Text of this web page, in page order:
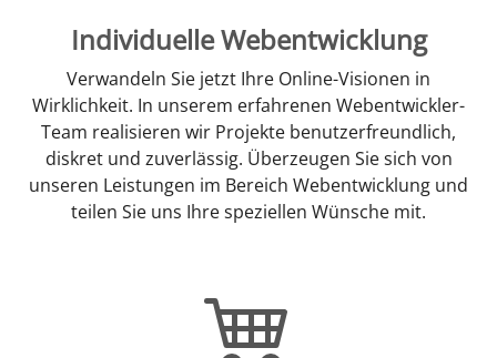
Individuelle Webentwicklung
Verwandeln Sie jetzt Ihre Online-Visionen in
Wirklichkeit. In unserem erfahrenen Webentwickler-
Team realisieren wir Projekte benutzerfreundlich,
diskret und zuverlässig. Überzeugen Sie sich von
unseren Leistungen im Bereich Webentwicklung und
teilen Sie uns Ihre speziellen Wünsche mit.